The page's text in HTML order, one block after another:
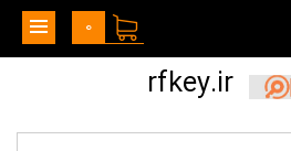
0
rfkey.ir